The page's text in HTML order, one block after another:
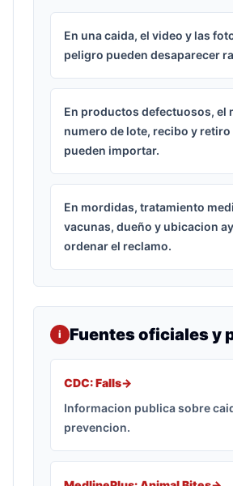
En una caida, el video y las
peligro pueden desaparecer
En productos defectuosos, el
numero de lote, recibo y
pueden importar.
En mordidas, tratamiento
vacunas, dueño y ubicacion
ordenar el reclamo.
i Fuentes oficiales y
CDC: Falls->
Informacion publica sobre
prevencion.